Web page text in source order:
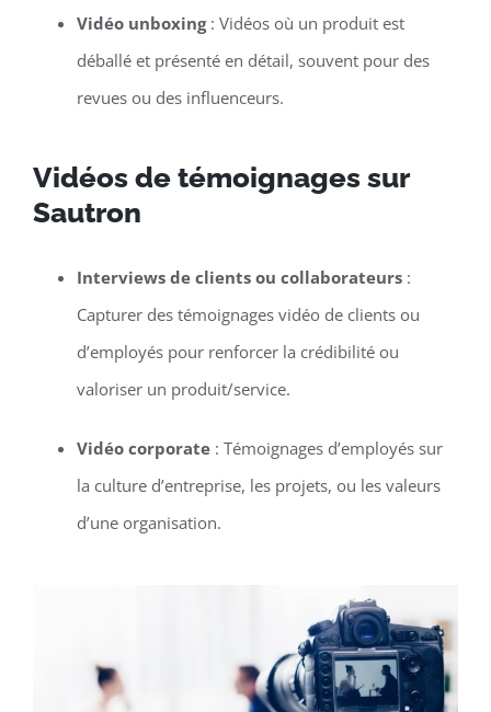
Vidéo unboxing: Vidéos où un produit est
déballé et présenté en détail, souvent pour des
revues ou des influenceurs.
Vidéos de témoignages sur
Sautron
Interviews de clients ou collaborateurs:
Capturer des témoignages vidéo de clients ou
d’employés pour renforcer la crédibilité ou
valoriser un produit/service.
Vidéo corporate: Témoignages d’employés sur
la culture d’entreprise, les projets, ou les valeurs
d’une organisation.